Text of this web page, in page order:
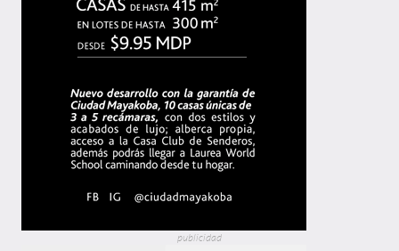
publicidad